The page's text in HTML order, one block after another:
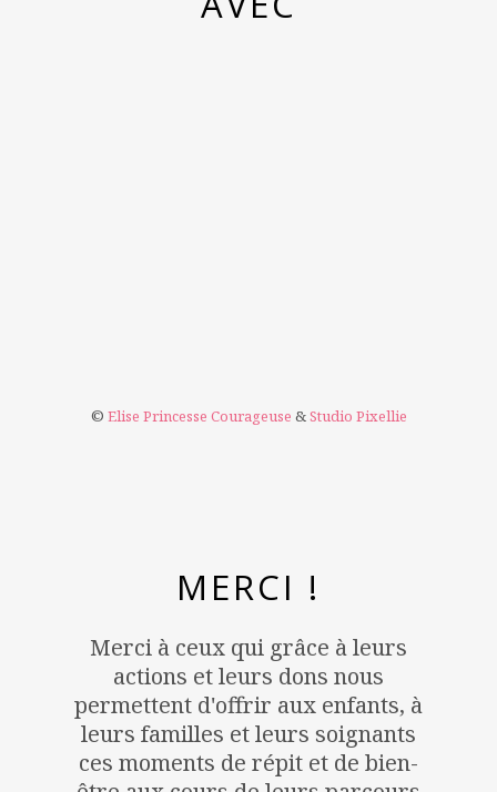
© Elise Princesse Courageuse &Studio Pixellie
MERCI !
Merci à ceux qui grâce à leurs
actions et leurs dons nous
permettent d'offrir aux enfants, à
leurs familles et leurs soignants
ces moments de répit et de bien-